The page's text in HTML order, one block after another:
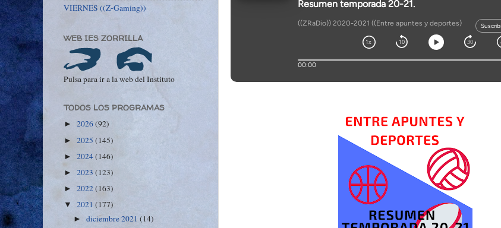
VIERNES ((Z-Gaming))
WEB IES ZORRILLA
Pulsa para ir a la web del Instituto
TODOS LOS PROGRAMAS
► 2026(92)
► 2025 (145)
► 2024(146)
► 2023 (123)
► 2022(163)
▼ 2021 (177)
►diciembre 2021(14)